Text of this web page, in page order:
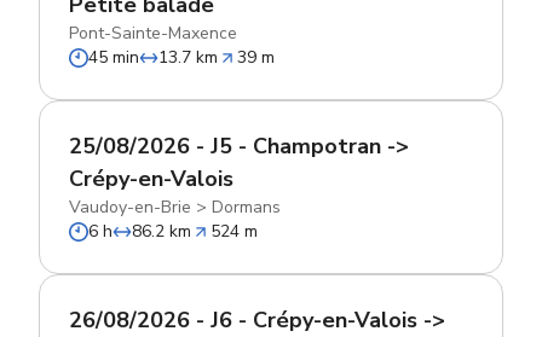
Pont-Sainte-Maxence
45 min
13.7 km 39 m
25/08/2026 - J5 - Champotran ->
Crépy-en-Valois
Vaudoy-en-Brie > Dormans
6 h
86.2 km 524 m
26/08/2026 - J6 - Crépy-en-Valois ->